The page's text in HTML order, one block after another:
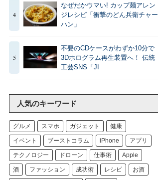
4
なぜだかウマい! カップ麺アレン
ジレシピ「衝撃のどん兵衛チャー
ハン」
5
不要のCDケースがわずか10分で
3Dホログラム再生装置へ！ 伝統
工芸SNS「JI
人気のキーワード
グルメ スマホ ガジェット 健康
イベント ブーストコラム iPhone アプリ
テクノロジー ドローン 仕事術 Apple
酒 ファッション 成功術 レシピ お酒